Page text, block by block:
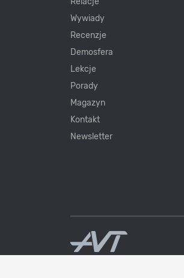
Wywiady
Recenzje
Demosfera
Lekcje
Porady
Magazyn
Kontakt
Newsletter